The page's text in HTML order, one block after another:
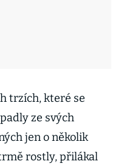
trzích, které se
ze svých
jen o několik
rostly, přilákal